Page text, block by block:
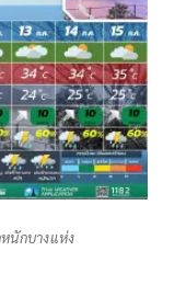
นักบางแห่ง